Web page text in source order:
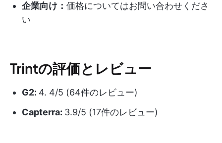
企業向け： 価格についてはお問い合わせくださ
い
Trintの評価とレビュー
G2: 4. 4/5 (64件のレビュー)
Capterra: 3.9/5 (17件のレビュー)